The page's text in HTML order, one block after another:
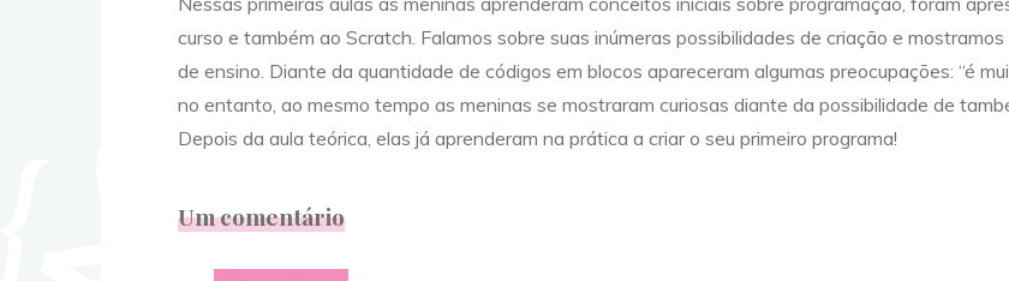
curso e também ao Scratch. Falamos sobre suas inúmeras possibilidades de criação e
de ensino. Diante da quantidade de códigos em blocos apareceram algumas preocupações: “é
no entanto, ao mesmo tempo as meninas se mostraram curiosas diante da possibilidade de
Depois da aula teórica, elas já aprenderam na prática a criar o seu primeiro programa!
Um comentário